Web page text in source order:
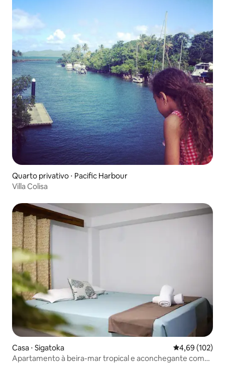
Quarto privativo ⋅ Pacific Harbour
Villa Colisa
Casa ⋅ Sigatoka 4,69 de uma
4,69 (102)
Apartamento à beira-mar tropical e aconchegante com